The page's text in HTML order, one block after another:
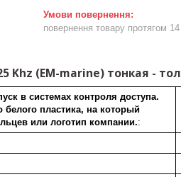
повернення товару протягом 14
Khz (EM-marine) тонкая -
в системах контроля доступа.
белого пластика, на который
или логотип компании.: